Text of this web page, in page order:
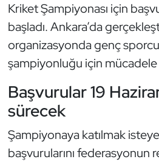
Kriket Şampiyonası için
başladı. Ankara’da
organizasyonda genç
şampiyonluğu için
Başvurular 19
sürecek
Şampiyonaya katılmak
başvurularını federasyonun
E-Spor
Eskrim
Futsal
Genel